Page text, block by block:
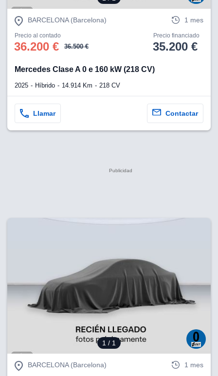
BARCELONA (Barcelona) 1 mes
Precio al contado
36.200 € 36.500 €
Precio financiado
35.200 €
Mercedes Clase A 0 e 160 kW (218 CV)
2025 Híbrido 14.914 Km 218 CV
Llamar Contactar
1 / 1
BARCELONA (Barcelona) 1 mes